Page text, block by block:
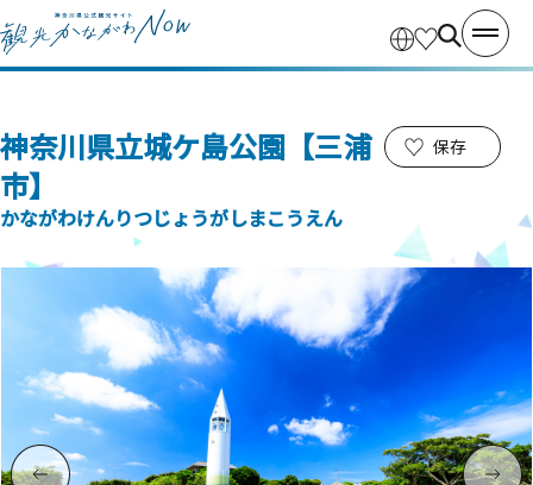
神奈川県立城ケ島公園【三浦
市】
かながわけんりつじょうがしまこうえん
保存